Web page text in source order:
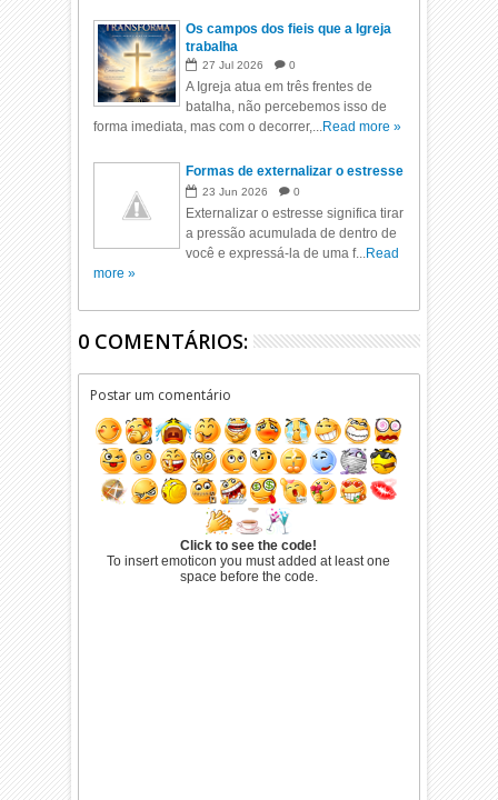
Os campos dos fieis que a Igreja
trabalha
27 Jul 2026 0
A Igreja atua em três frentes de
batalha, não percebemos isso de
forma imediata, mas com o decorrer,...Read more »
Formas de externalizar o estresse
23 Jun 2026 0
Externalizar o estresse significa tirar
a pressão acumulada de dentro de
você e expressá-la de uma f...Read
more »
0 COMENTÁRIOS:
Postar um comentário
Click to see the code!
To insert emoticon you must added at least one
space before the code.